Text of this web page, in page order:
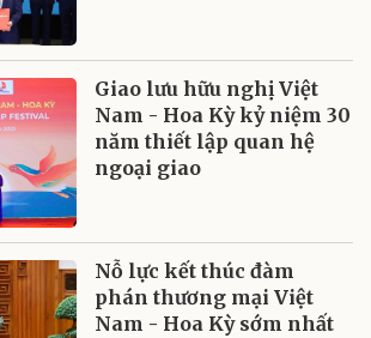
Giao lưu hữu nghị Việt
Nam - Hoa Kỳ kỷ niệm 30
năm thiết lập quan hệ
ngoại giao
Nỗ lực kết thúc đàm
phán thương mại Việt
Nam - Hoa Kỳ sớm nhất